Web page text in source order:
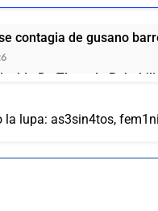
contagia de gusano
De Tlaxcala
ciudadano fortalece a
la lupa: as3sin4tos,